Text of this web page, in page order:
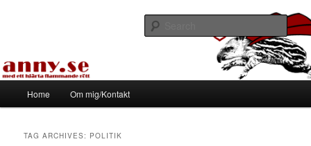
Tapirhen
Home Om mig/Kontakt
TAG ARCHIVES: POLITIK